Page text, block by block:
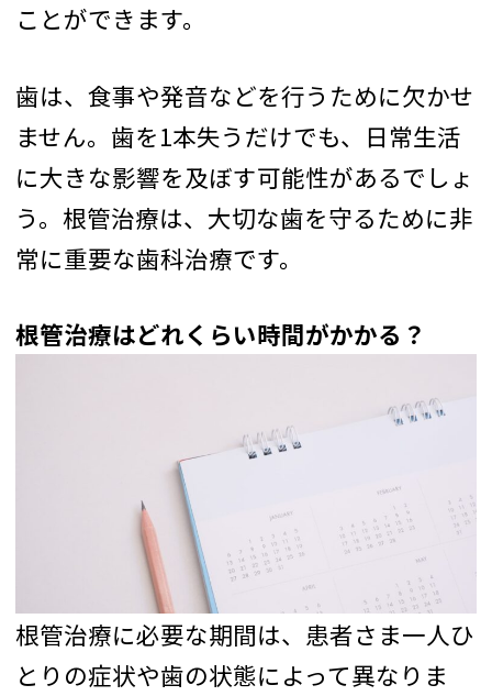
ことができます。
歯は、食事や発音などを行うために欠かせ
ません。歯を1本失うだけでも、日常生活
に大きな影響を及ぼす可能性があるでしょ
う。根管治療は、大切な歯を守るために非
常に重要な歯科治療です。
根管治療はどれくらい時間がかかる？
根管治療に必要な期間は、患者さま一人ひ
とりの症状や歯の状態によって異なりま